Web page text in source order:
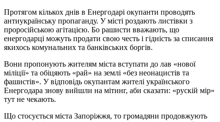
Протягом кількох днів в Енергодарі окупанти проводять
антиукраїнську пропаганду. У місті роздають листівки з
проросійською агітацією. Бо рашисти вважають, що
енергодарці можуть продати свою честь і гідність за списання
якихось комунальних та банківських боргів.
Вони пропонують жителям міста вступати до лав «нової
міліції» та обіцяють «рай» на землі «без неонацистів та
фашистів». У відповідь окупантам жителі українського
Енергодара знову вийшли на мітинг, аби сказати: «рускій мір»
тут не чекають.
Що стосується міста Запоріжжя, то громадяни продовжують